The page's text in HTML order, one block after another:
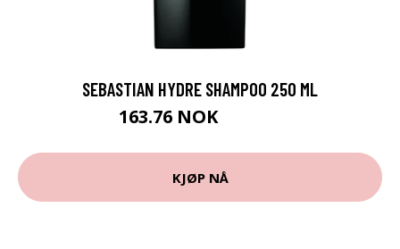
SEBASTIAN HYDRE SHAMPOO 250 ML
163.76 NOK
KJØP NÅ